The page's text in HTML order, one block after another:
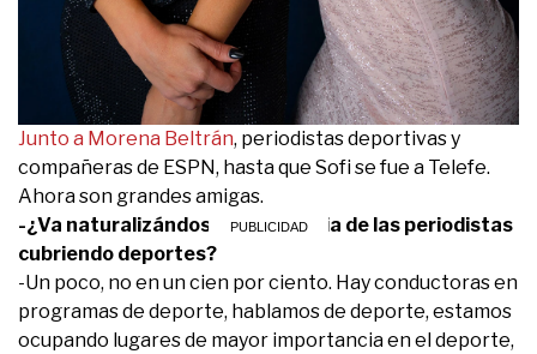
Junto a Morena Beltrán, periodistas deportivas y
compañeras de ESPN, hasta que Sofi se fue a Telefe.
Ahora son grandes amigas.
-¿Va naturalizándose la presencia de las periodistas
cubriendo deportes?
-Un poco, no en un cien por ciento. Hay conductoras en
programas de deporte, hablamos de deporte, estamos
ocupando lugares de mayor importancia en el deporte,